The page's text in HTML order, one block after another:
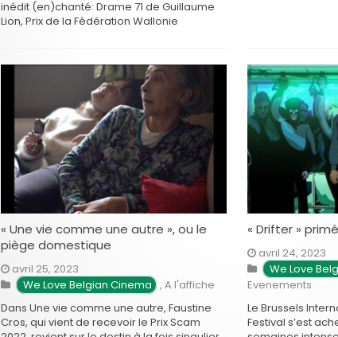
inédit (en)chanté: Drame 71 de Guillaume
Lion, Prix de la Fédération Wallonie
26 édition démarre ce soir. Drame 71 de
Guillaume Lion Avec Lenny Guit, Anjeli …
« Une vie comme une autre », ou le
piège domestique
avril 25, 2023
We Love Belgian Cinema , A l'affiche
Dans Une vie comme une autre, Faustine
Cros, qui vient de recevoir le Prix Scam
« Drifter » primé
avril 24, 2023
We Love
Evenements
Le Brussels
Festival s’est